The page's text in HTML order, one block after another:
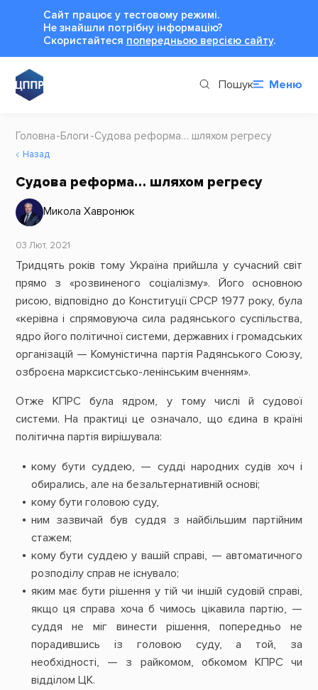
Сайт працює у тестовому режимі.
Не знайшли потрібну інформацію?
Cкористайтеся попередньою версією сайту.
Пошук Меню
Головна Блоги Судова реформа… шляхом регресу
Назад
Судова реформа… шляхом регресу
Микола Хавронюк
03 Лют, 2021
Тридцять років тому Україна прийшла у сучасний світ
прямо з «розвиненого соціалізму». Його основною
рисою, відповідно до Конституції СРСР 1977 року, була
«керівна і спрямовуюча сила радянського суспільства,
ядро його політичної системи, державних і громадських
організацій — Комуністична партія Радянського Союзу,
озброєна марксистсько-ленінським вченням».
Отже КПРС була ядром, у тому числі й судової
системи. На практиці це означало, що єдина в країні
політична партія вирішувала:
кому бути суддею, — судді народних судів хоч і
обирались, але на безальтернативній основі;
кому бути головою суду,
ним зазвичай був суддя з найбільшим партійним
стажем;
кому бути суддею у вашій справі, — автоматичного
розподілу справ не існувало;
яким має бути рішення у тій чи іншій судовій справі,
якщо ця справа хоча б чимось цікавила партію, —
суддя не міг винести рішення, попередньо не
порадившись із головою суду, а той, за
необхідності, — з райкомом, обкомом КПРС чи
відділом ЦК.